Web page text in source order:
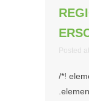
Posted
/*!